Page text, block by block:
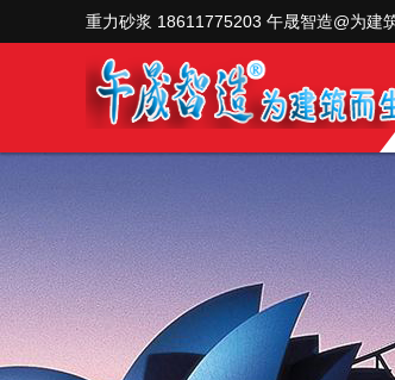
重力砂浆 18611775203 午晟智造@为建